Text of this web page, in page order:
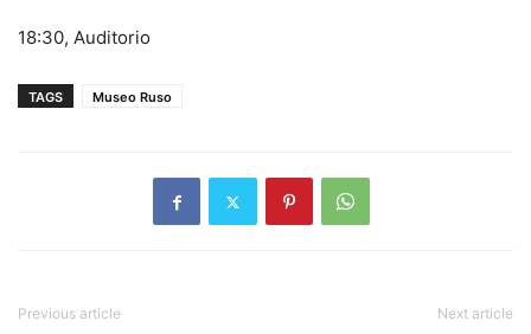
18:30, Auditorio
TAGS Museo Ruso
Previous article Next article